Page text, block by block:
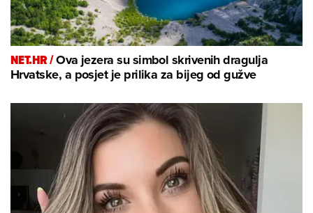
NET.HR /Ova jezera su simbol skrivenih dragulja
Hrvatske, a posjet je prilika za bijeg od gužve